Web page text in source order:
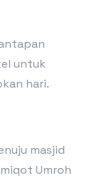
untuk
hari.
masjid
Umroh